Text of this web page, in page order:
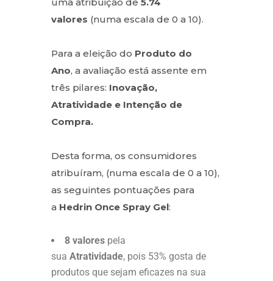
valores (numa escala de 0 a 10).
Para a eleição do Produto do
Ano, a avaliação está assente em
três pilares: Inovação,
Atratividade e Intenção de
Compra.
Desta forma, os consumidores
atribuíram, (numa escala de 0 a 10),
as seguintes pontuações para
a Hedrin Once Spray Gel:
8 valores pela
sua Atratividade, pois 53% gosta de
produtos que sejam eficazes na sua